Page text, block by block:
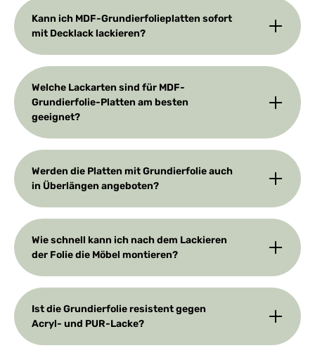
Informationen oder
bestellen Sie noch heute
Ihre Platten in unserem
Shop. Setzen Sie auf
Qualität und lassen Sie
Ihrer Kreativität freien Lauf
– Ihre Projekte werden es
Ihnen danken!
Kann ich MDF-Grundierfolieplatten sofort
mit Decklack lackieren?
Welche Lackarten sind für MDF-
Grundierfolie-Platten am besten
geeignet?
Werden die Platten mit Grundierfolie auch
in Überlängen angeboten?
Wie schnell kann ich nach dem Lackieren
der Folie die Möbel montieren?
Ist die Grundierfolie resistent gegen
Acryl- und PUR-Lacke?